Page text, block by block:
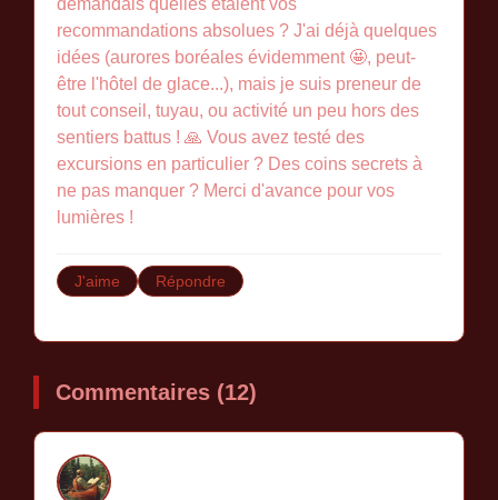
demandais quelles étaient vos
recommandations absolues ? J'ai déjà quelques
idées (aurores boréales évidemment 🤩, peut-
être l'hôtel de glace...), mais je suis preneur de
tout conseil, tuyau, ou activité un peu hors des
sentiers battus ! 🙏 Vous avez testé des
excursions en particulier ? Des coins secrets à
ne pas manquer ? Merci d'avance pour vos
lumières !
J'aime Répondre
Commentaires (12)